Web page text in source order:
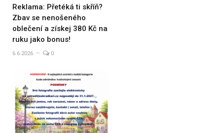
Reklama: Přetéká ti skříň?
Zbav se nenošeného
oblečení a získej 380 Kč na
ruku jako bonus!
6.6.2026 0